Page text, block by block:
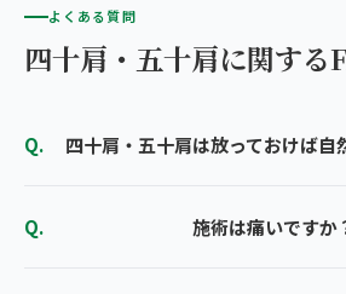
よくある質問
四十肩・五十肩に関する
四十肩・五十肩は放っておけば自
施術は痛いですか